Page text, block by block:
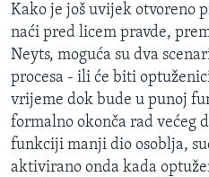
Kako je još uvijek otvoreno
naći pred licem pravde,
Neyts, moguća su dva
procesa - ili će biti
vrijeme dok bude u punoj
formalno okonča rad većeg
funkciji manji dio osoblja,
aktivirano onda kada